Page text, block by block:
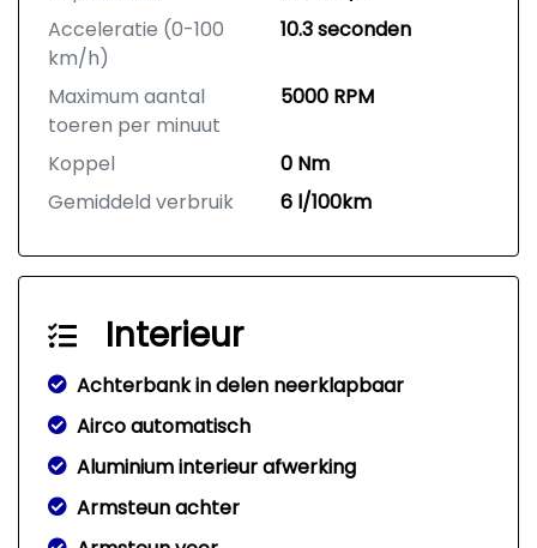
Acceleratie (0-100
km/h)
10.3 seconden
Maximum aantal
toeren per minuut
5000 RPM
Koppel
0 Nm
Gemiddeld verbruik
6 l/100km
Interieur
Achterbank in delen neerklapbaar
Airco automatisch
Aluminium interieur afwerking
Armsteun achter